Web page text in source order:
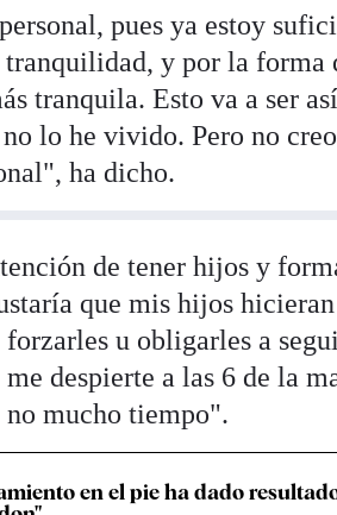
pues ya estoy
y por la forma
tranquila. Esto va a ser
lo he vivido. Pero no
ha dicho.
de tener hijos y
que mis hijos
u obligarles a
despierte a las 6 de la
no mucho tiempo".
en el pie ha dado